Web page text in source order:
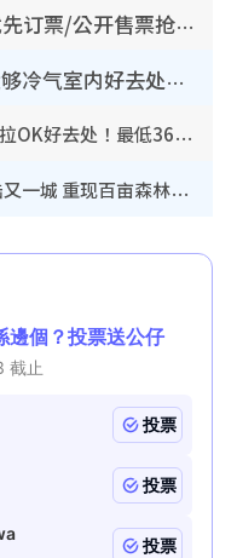
人夫集团｜Klook套票/优先订票/公开售票抢票攻略！附票价.购票连结.场地座位表
香港室内好去处︱逾35大够冷气室内好去处推荐 室内活动免费避雨无惧下雨
KTV推荐2026︱全港13大卡拉OK好去处！最低36元起 日语歌都有！(附地址+收费详情)
小熊维尼100周年快闪店登陆又一城 重现百亩森林经典场景／独家限定盲盒登场／专属DIY香水